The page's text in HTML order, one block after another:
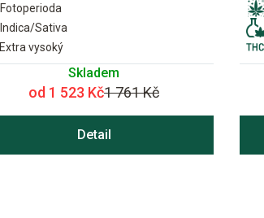
Fotoperioda
Indica/Sativa
Extra vysoký
Skladem
od 1 523 Kč1 761 Kč
Detail